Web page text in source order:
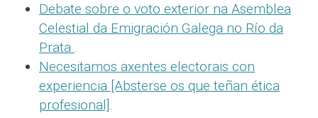
Debate sobre o voto exterior na Asemblea
Celestial da Emigración Galega no Río da
Prata .
Necesitamos axentes electorais con
experiencia [Absterse os que teñan ética
profesional].